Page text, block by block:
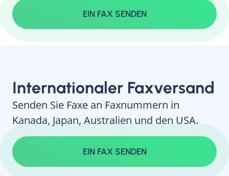
EIN FAX SENDEN
Internationaler Faxversand
Senden Sie Faxe an Faxnummern in
Kanada, Japan, Australien und den USA.
EIN FAX SENDEN